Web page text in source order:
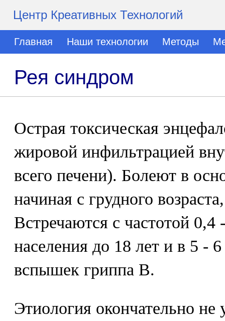
Центр Креативных Технологий
Главная Наши технологии Методы
Рея синдром
Острая токсическая
жировой инфильтрацией
всего печени). Болеют в
начиная с грудного
Встречаются с частотой 0,4
населения до 18 лет и в 5 -
вспышек гриппа В.
Этиология окончательно не